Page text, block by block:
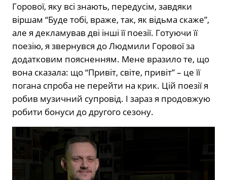
Горової, яку всі знають, передусім, завдяки
віршам “Буде тобі, враже, так, як відьма скаже”,
але я декламував дві інші її поезії. Готуючи її
поезію, я звернувся до Людмили Горової за
додатковим поясненням. Мене вразило те, що
вона сказала: що “Привіт, світе, привіт” – це її
погана спроба не перейти на крик. Цій поезії я
робив музичний супровід. І зараз я продовжую
робити бонуси до другого сезону.